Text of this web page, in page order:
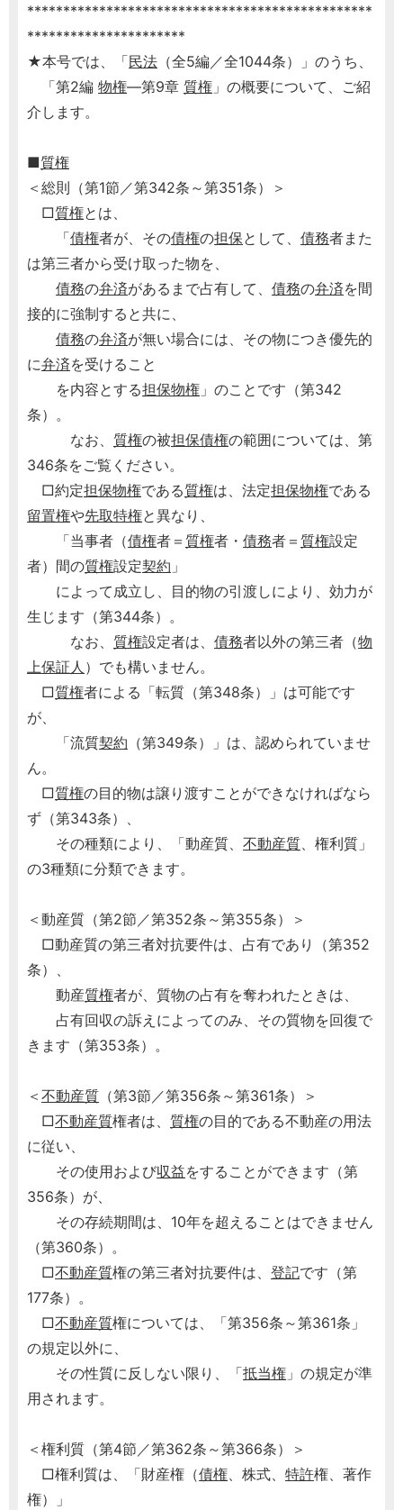
************************************************
**********************
★本号では、「民法 （全5編／全1044条）」のうち、
「第2編 物権―第9章 質権 」の概要について、ご紹
介します。
■質権
＜総則（第1節／第342条～第351条）＞
□質権とは、
「債権者が、その債権の担保として、 債務者また
は第三者から受け取った物を、
債務の弁済があるまで占有して、 債務の弁済を間
接的に強制すると共に、
債務の弁済が無い場合には、その物につき優先的
に弁済を受けること
を内容とする担保物権 」のことです（第342
条）。
なお、 質権の被担保債権の範囲については、第
346条をご覧ください。
□約定担保物権である質権は、法定担保物権である
留置権や先取特権と異なり、
「当事者（債権者＝ 質権者・ 債務者＝ 質権設定
者）間の質権設定契約 」
によって成立し、目的物の引渡しにより、効力が
生じます（第344条）。
なお、 質権設定者は、 債務者以外の第三者（物
上保証人 ）でも構いません。
□質権者による「転質（第348条）」は可能です
が、
「流質契約 （第349条）」は、認められていませ
ん。
□質権の目的物は譲り渡すことができなければなら
ず（第343条）、
その種類により、「動産質、 不動産質、権利質」
の3種類に分類できます。
＜動産質（第2節／第352条～第355条）＞
□動産質の第三者対抗要件は、占有であり（第352
条）、
動産質権者が、質物の占有を奪われたときは、
占有回収の訴えによってのみ、その質物を回復で
きます（第353条）。
＜ 不動産質 （第3節／第356条～第361条）＞
□不動産質権者は、 質権の目的である不動産の用法
に従い、
その使用および収益をすることができます（第
356条）が、
その存続期間は、10年を超えることはできません
（第360条）。
□不動産質権の第三者対抗要件は、 登記です（第
177条）。
□不動産質権については、「第356条～第361条」
の規定以外に、
その性質に反しない限り、「抵当権 」の規定が準
用されます。
＜権利質（第4節／第362条～第366条）＞
□権利質は、「財産権（債権、株式、 特許権、著作
権）」